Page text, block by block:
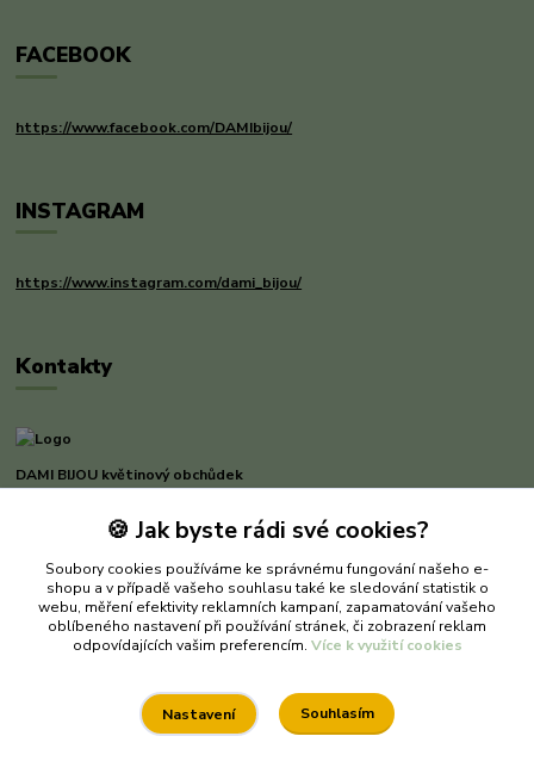
FACEBOOK
https://www.facebook.com/DAMIbijou/
INSTAGRAM
https://www.instagram.com/dami_bijou/
Kontakty
DAMI BIJOU květinový obchůdek
Dana Michnerová
(Po-Pá, 8-16 hod.)
dami-bijou@seznam.cz
🍪 Jak byste rádi své cookies?
Soubory cookies používáme ke správnému fungování našeho e-
shopu a v případě vašeho souhlasu také ke sledování statistik o
webu, měření efektivity reklamních kampaní, zapamatování vašeho
oblíbeného nastavení při používání stránek, či zobrazení reklam
odpovídajících vašim preferencím. Více k využití cookies
Nastavení Souhlasím